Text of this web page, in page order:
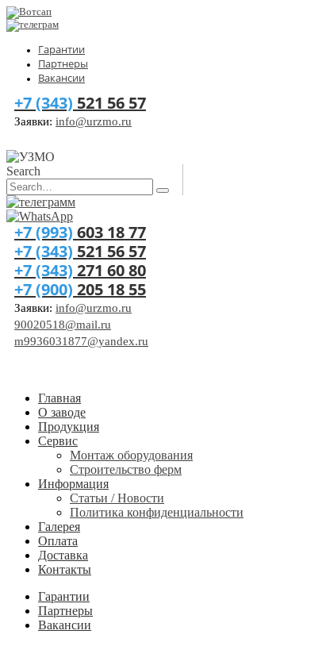
Гарантии
Партнеры
Вакансии
+7 (343) 521 56 57
Заявки: info@urzmo.ru
Search
+7 (993) 603 18 77
+7 (343) 521 56 57
+7 (343) 271 60 80
+7 (900) 205 18 55
Заявки: info@urzmo.ru
90020518@mail.ru
m9936031877@yandex.ru
Главная
О заводе
Продукция
Сервис
Монтаж оборудования
Строительство ферм
Информация
Статьи / Новости
Политика конфиденциальности
Галерея
Оплата
Доставка
Контакты
Гарантии
Партнеры
Вакансии